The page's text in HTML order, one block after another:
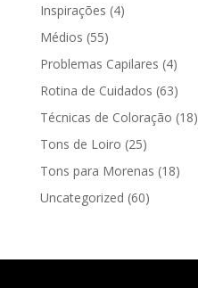
Inspirações (4)
Médios (55)
Problemas Capilares (4)
Rotina de Cuidados (63)
Técnicas de Coloração (18)
Tons de Loiro (25)
Tons para Morenas (18)
Uncategorized (60)